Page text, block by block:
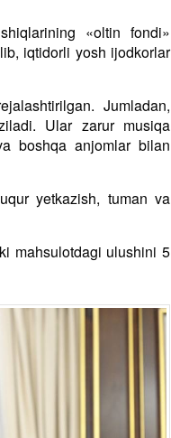
«oltin fondi»
iqtidorli yosh ijodkorlar
Jumladan,
Ular zarur musiqa
boshqa anjomlar bilan
yetkazish, tuman va
mahsulotdagi ulushini 5